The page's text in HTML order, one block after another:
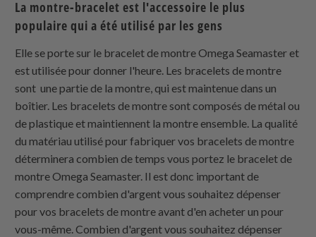
La montre-bracelet est l'accessoire le plus
populaire qui a été utilisé par les gens
Elle se porte sur le bracelet de montre Omega Seamaster et
est utilisée pour donner l'heure. Les bracelets de montre
sont une partie de la montre, qui est maintenue dans un
boîtier. Les bracelets de montre sont composés de métal ou
de plastique et maintiennent la montre ensemble. La qualité
du matériau utilisé pour fabriquer vos bracelets de montre
déterminera combien de temps vous portez le bracelet de
montre Omega Seamaster. Il est donc important de
comprendre combien d'argent vous souhaitez dépenser
pour vos bracelets de montre avant d'en acheter un pour
vous-même. Combien d'argent vous souhaitez dépenser